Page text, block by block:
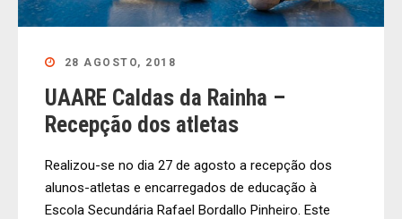
28 AGOSTO, 2018
UAARE Caldas da Rainha –
Recepção dos atletas
Realizou-se no dia 27 de agosto a recepção dos
alunos-atletas e encarregados de educação à
Escola Secundária Rafael Bordallo Pinheiro. Este